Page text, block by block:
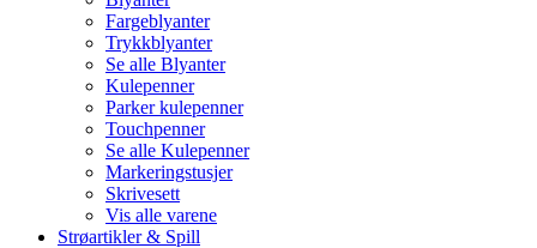
Fargeblyanter
Trykkblyanter
Se alle Blyanter
Kulepenner
Parker kulepenner
Touchpenner
Se alle Kulepenner
Markeringstusjer
Skrivesett
Vis alle varene
Strøartikler & Spill